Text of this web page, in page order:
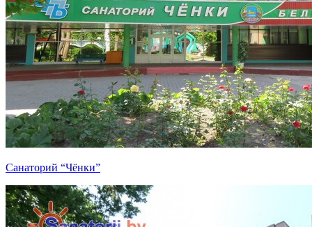
Санаторий “Чёнки”